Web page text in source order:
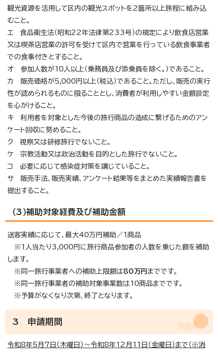
観光資源を活用して区内の観光スポットを2箇所以上旅程に組み込
むこと。
エ 食品衛生法（昭和22年法律第233号）の規定により飲食店営業
又は喫茶店営業の許可を受けて区内で営業を行っている飲食事業者
での食事付きとすること。
オ 参加人数が10人以上（乗務員及び添乗員を除く。）であること。
カ 販売価格が5,000円以上（税込）であること。ただし、販売の実行
性が認められるものに限ることとし、消費者が利用しやすい金額設定
を心がけること。
キ 利用者を対象とした今後の旅行商品の造成に繋げるためのアン
ケート回収に努めること。
ク 視察又は研修旅行でないこと。
ケ 宗教活動又は政治活動を目的とした旅行でないこと。
コ 必要に応じて感染症対策を講じていること。
サ 販売手法、販売実績、アンケート結果等をまとめた実績報告書を
提出すること。
（3）補助対象経費及び補助金額
送客実績に応じて、最大40万円補助／1商品
※1人当たり3,000円に旅行商品参加者の人数を乗じた額を補助
します。
※同一旅行事業者への補助上限額は80万円 までです。
※同一旅行事業者の補助対象事業数は10商品までです。
※予算がなくなり次第、終了となります。
3 申請期間
令和8年5月7日（木曜日）～令和8年12月11日（金曜日）まで（※消